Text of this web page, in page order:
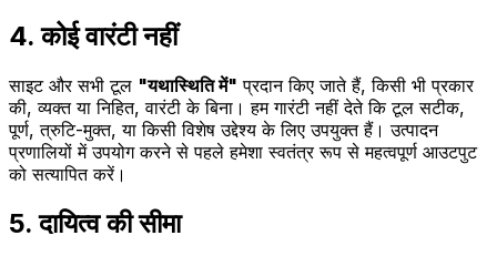
4. कोई वारंटी नहीं
साइट और सभी टूल "यथास्थिति में" प्रदान किए जाते हैं, किसी भी प्रकार
की, व्यक्त या निहित, वारंटी के बिना। हम गारंटी नहीं देते कि टूल सटीक,
पूर्ण, त्रुटि-मुक्त, या किसी विशेष उद्देश्य के लिए उपयुक्त हैं। उत्पादन
प्रणालियों में उपयोग करने से पहले हमेशा स्वतंत्र रूप से महत्वपूर्ण आउटपुट
को सत्यापित करें।
5. दायित्व की सीमा